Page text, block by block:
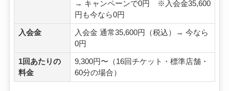
→ キャンペーンで0円 ※入会金35,600
円も今なら0円
入会金
入会金 通常35,600円（税込）→ 今なら
0円
1回あたりの
料金
9,300円〜（16回チケット・標準店舗・
60分の場合）